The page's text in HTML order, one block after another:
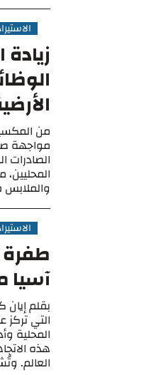
من
مواجهة
الصادرات
طفرة
آسيا
بقلم إيان
التي
المحلية
هذه
العالم.